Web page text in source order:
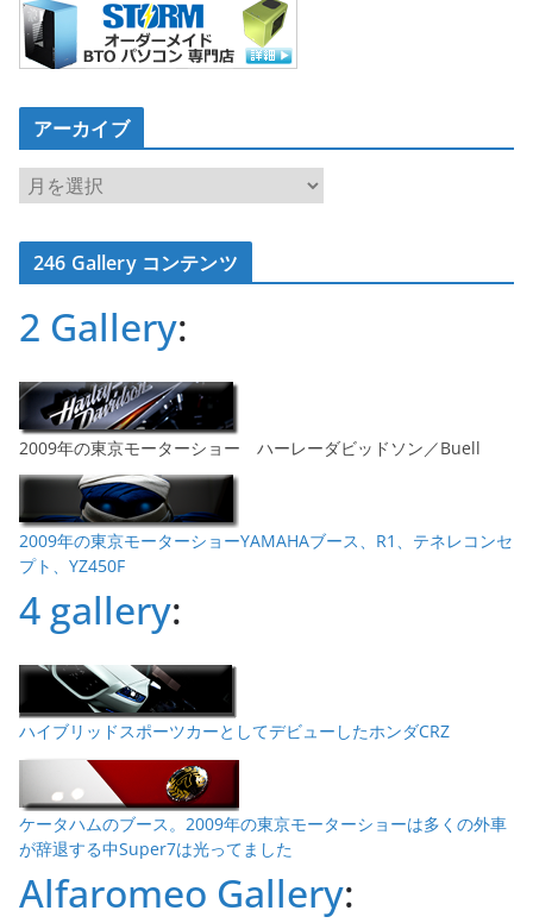
アーカイブ
ア
ー
カ
イ246 Gallery コンテンツ
2 Gallery:
2009年の東京モーターショー ハーレーダビッドソン／Buell
2009年の東京モーターショーYAMAHAブース、R1、テネレコンセ
プト、YZ450F
4 gallery:
ハイブリッドスポーツカーとしてデビューしたホンダCRZ
ケータハムのブース。2009年の東京モーターショーは多くの外車
が辞退する中Super7は光ってました
Alfaromeo Gallery: